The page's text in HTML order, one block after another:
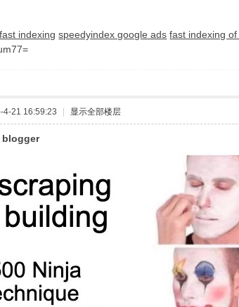
indexing speedyindex google ads fast indexing
4-21 16:59:23 显示全部楼层
blogger